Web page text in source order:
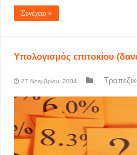
Συνέχεια »
Υπολογισμός επιτοκίου
27 Νοεμβρίου, 2004